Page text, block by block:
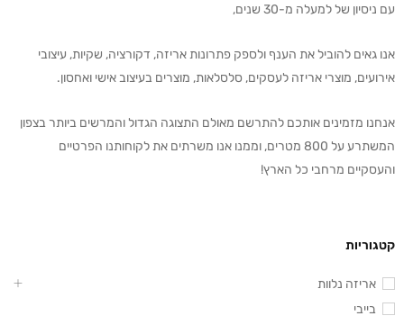
עם ניסיון של למעלה מ-30 שנים,
אנו גאים להוביל את הענף ולספק פתרונות אריזה, דקורציה, שקיות, עיצובי
אירועים, מוצרי אריזה לעסקים, סלסלאות, מוצרים בעיצוב אישי ואחסון.
אנחנו מזמינים אותכם להתרשם מאולם התצוגה הגדול והמרשים ביותר בצפון
המשתרע על 800 מטרים, וממנו אנו משרתים את לקוחותנו הפרטיים
והעסקיים מרחבי כל הארץ!
קטגוריות
אריזה נלוות
בייבי